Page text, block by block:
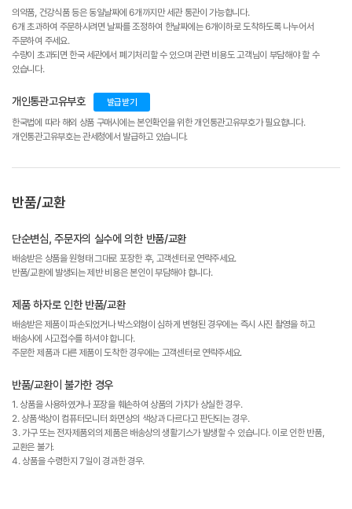
의약품, 건강식품 등은 동일날짜에 6개까지만 세관 통관이 가능합니다.
6개 초과하여 주문하시려면 날짜를 조정하여 한날짜에는 6개이하로 도착하도록 나누어서
주문하여 주세요.
수량이 초과되면 한국 세관에서 폐기처리할 수 있으며 관련 비용도 고객님이 부담해야 할 수
있습니다.
개인통관고유부호 발급받기
한국법에 따라 해외 상품 구매시에는 본인확인을 위한 개인통관고유부호가 필요합니다.
개인통관고유부호는 관세청에서 발급하고 있습니다.
반품/교환
단순변심, 주문자의 실수에 의한 반품/교환
배송받은 상품을 원형태 그대로 포장한 후, 고객센터로 연락주세요.
반품/교환에 발생되는 제반 비용은 본인이 부담해야 합니다.
제품 하자로 인한 반품/교환
배송받은 제품이 파손되었거나 박스외형이 심하게 변형된 경우에는 즉시 사진 촬영을 하고
배송사에 사고접수를 하셔야 합니다.
주문한 제품과 다른 제품이 도착한 경우에는 고객센터로 연락주세요.
반품/교환이 불가한 경우
1. 상품을 사용하였거나 포장을 훼손하여 상품의 가치가 상실한 경우.
2. 상품색상이 컴퓨터모니터 화면상의 색상과 다르다고 판단되는 경우.
3. 가구 또는 전자제품외의 제품은 배송상의 생활기스가 발생할 수 있습니다. 이로 인한 반품,
교환은 불가.
4. 상품을 수령한지 7일이 경과한 경우.